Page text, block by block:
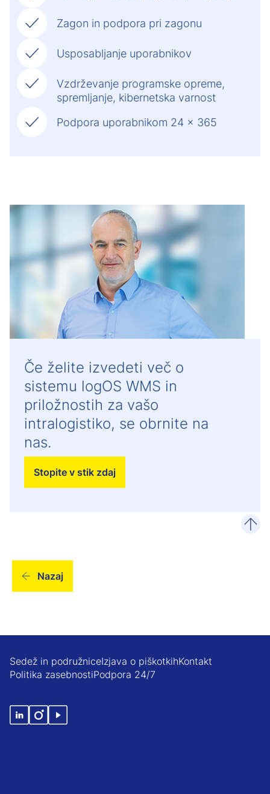
Zagon in podpora pri zagonu
Usposabljanje uporabnikov
Vzdrževanje programske opreme,
spremljanje, kibernetska varnost
Podpora uporabnikom 24 x 365
Če želite izvedeti več o
sistemu logOS WMS in
priložnostih za vašo
intralogistiko, se obrnite na
nas.
Stopite v stik zdaj
Nazaj
Sedež in podružniceIzjava o piškotkihKontakt
Politika zasebnostiPodpora 24/7